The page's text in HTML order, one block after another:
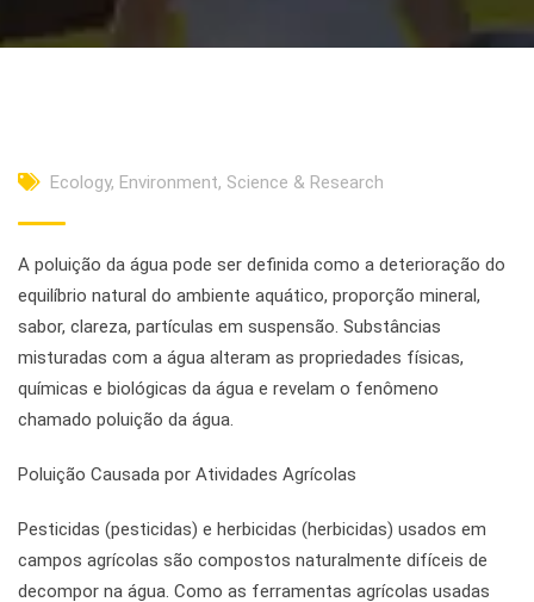
Ecology, Environment, Science & Research
A poluição da água pode ser definida como a deterioração do
equilíbrio natural do ambiente aquático, proporção mineral,
sabor, clareza, partículas em suspensão. Substâncias
misturadas com a água alteram as propriedades físicas,
químicas e biológicas da água e revelam o fenômeno
chamado poluição da água.
Poluição Causada por Atividades Agrícolas
Pesticidas (pesticidas) e herbicidas (herbicidas) usados ​​em
campos agrícolas são compostos naturalmente difíceis de
decompor na água. Como as ferramentas agrícolas usadas